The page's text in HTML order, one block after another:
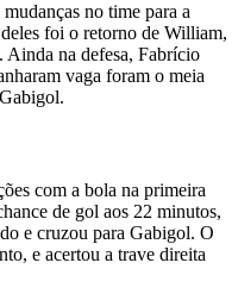
no time para a
foi o retorno de William,
Ainda na defesa, Fabrício
vaga foram o meia
com a bola na primeira
de gol aos 22 minutos,
e cruzou para Gabigol. O
e acertou a trave direita